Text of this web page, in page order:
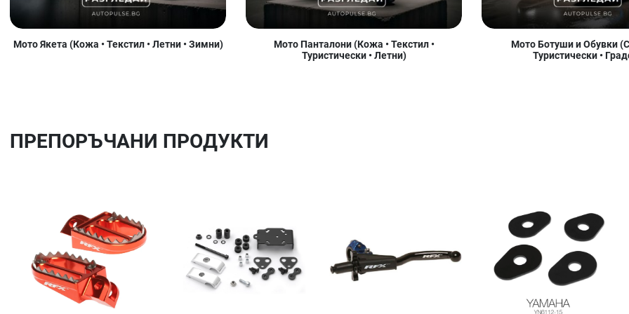
Мото Якета (Кожа • Текстил • Летни • Зимни)
Мото Панталони (Кожа • Текстил •
Туристически • Летни)
Мото Ботуши и Обувки
Туристически •
ПРЕПОРЪЧАНИ ПРОДУКТИ
Quick View Quick View
Сравни продукт
Quick View